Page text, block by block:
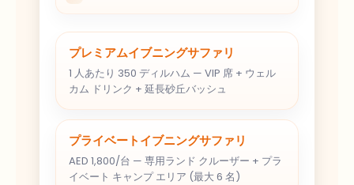
プレミアムイブニングサファリ
1 人あたり 350 ディルハム — VIP 席 + ウェル
カム ドリンク + 延長砂丘バッシュ
プライベートイブニングサファリ
AED 1,800/台 — 専用ランド クルーザー + プラ
イベート キャンプ エリア (最大 6 名)